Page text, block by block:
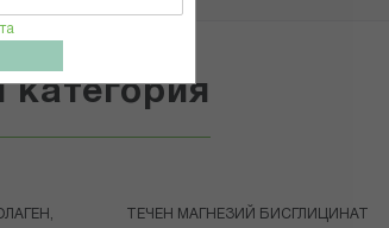
категория
ТЕЧЕН МАГНЕЗИЙ БИСГЛИЦИНАТ